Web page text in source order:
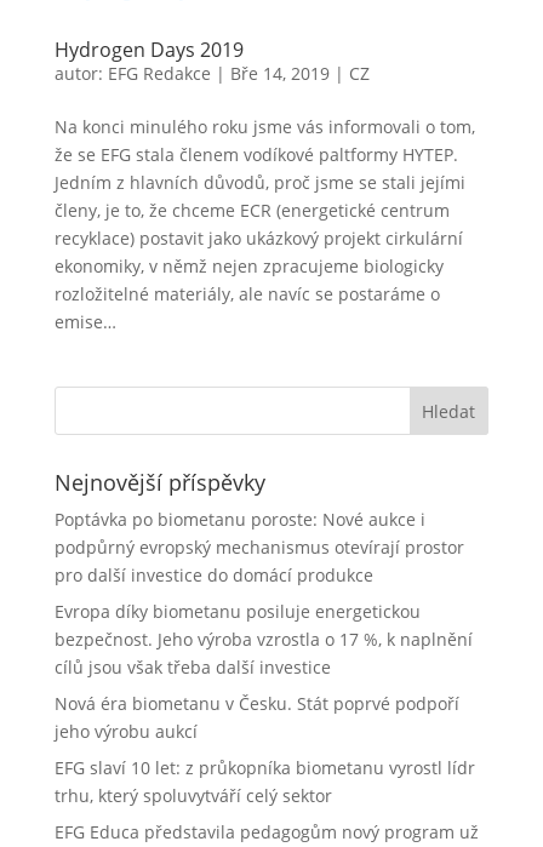
Hydrogen Days 2019
autor: EFG Redakce | Bře 14, 2019| CZ
Na konci minulého roku jsme vás informovali o tom,
že se EFG stala členem vodíkové paltformy HYTEP.
Jedním z hlavních důvodů, proč jsme se stali jejími
členy, je to, že chceme ECR (energetické centrum
recyklace) postavit jako ukázkový projekt cirkulární
ekonomiky, v němž nejen zpracujeme biologicky
rozložitelné materiály, ale navíc se postaráme o
emise…
Nejnovější příspěvky
Poptávka po biometanu poroste: Nové aukce i
podpůrný evropský mechanismus otevírají prostor
pro další investice do domácí produkce
Evropa díky biometanu posiluje energetickou
bezpečnost. Jeho výroba vzrostla o 17 %, k naplnění
cílů jsou však třeba další investice
Nová éra biometanu v Česku. Stát poprvé podpoří
jeho výrobu aukcí
EFG slaví 10 let: z průkopníka biometanu vyrostl lídr
trhu, který spoluvytváří celý sektor
EFG Educa představila pedagogům nový program už